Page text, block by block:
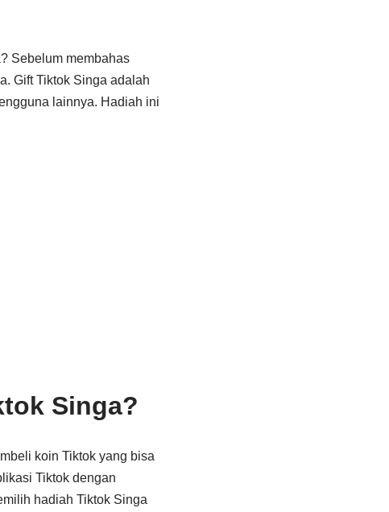
Sebelum membahas
Gift Tiktok Singa adalah
lainnya. Hadiah ini
Singa?
koin Tiktok yang bisa
Tiktok dengan
hadiah Tiktok Singa